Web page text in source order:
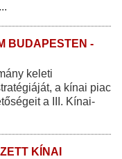
BUDAPESTEN -
keleti
a kínai piac
a III. Kínai-
KÍNAI